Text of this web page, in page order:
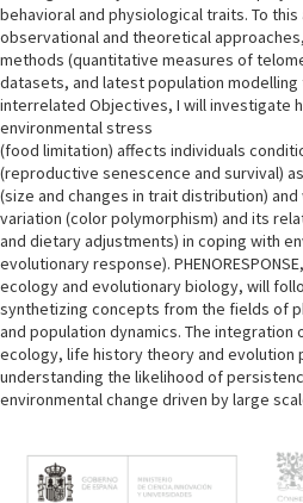
behavioral and physiological traits. To
observational and theoretical
methods (quantitative measures of
datasets, and latest population modelling
interrelated Objectives, I will investigate
environmental stress
(food limitation) affects individuals
(reproductive senescence and survival)
(size and changes in trait distribution)
variation (color polymorphism) and its
and dietary adjustments) in coping with
evolutionary response).
ecology and evolutionary biology, will
synthetizing concepts from the fields of
and population dynamics. The
ecology, life history theory and evolution
understanding the likelihood of
environmental change driven by large
e